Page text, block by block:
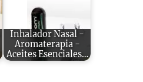
Inhalador Nasal -
Aromaterapia -
Aceites Esenciales…